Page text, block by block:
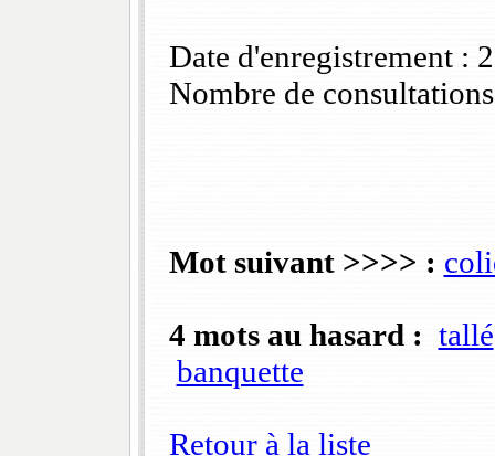
Date d'enregistrement :
Nombre de
Mot suivant >>>> :
4 mots au hasard : tallé
banquette
Retour à la liste